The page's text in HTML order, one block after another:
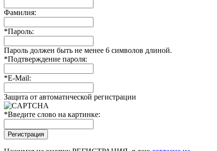
Фамилия:
*Пароль:
Пароль должен быть не менее 6 символов длиной.
*Подтверждение пароля:
*E-Mail:
Защита от автоматической регистрации
*Введите слово на картинке: